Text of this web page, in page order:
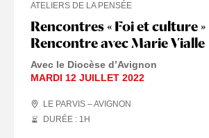
Rencontres « Foi et culture »
Rencontre avec Marie Vialle
ATELIERS DE LA PENSÉE
Avec le Diocèse d’Avignon
MARDI 12 JUILLET 2022
LE PARVIS – AVIGNON
DURÉE : 1 H